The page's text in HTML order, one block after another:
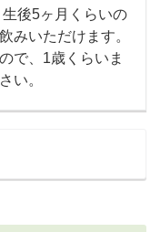
後5ヶ月くらいの
みいただけます。
で、1歳くらいま
い。